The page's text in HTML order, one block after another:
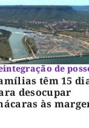
de
têm 15
desocupar
às